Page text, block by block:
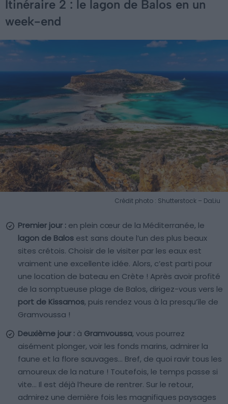
Itinéraire 2 : le lagon de Balos en un
week-end
Crédit photo : Shutterstock – DaLiu
Premier jour : en plein cœur de la Méditerranée, le
lagon de Balos est sans doute l’un des plus beaux
sites crétois. Choisir de le visiter par les eaux est
vraiment une excellente idée. Alors, c’est parti pour
une location de bateau en Crète ! Après avoir profité
de la somptueuse plage de Balos, dirigez-vous vers le
port de Kissamos, puis rendez vous à la presqu’île de
Gramvoussa !
Deuxième jour : à Gramvoussa, vous pourrez
aisément plonger, voir les fonds marins, admirer la
faune et la flore sauvages… Bref, de quoi ravir tous les
amoureux de la nature ! Toutefois, le temps passe si
vite… Il est déjà l’heure de rentrer. Sur le retour,
admirez une dernière fois les magnifiques paysages